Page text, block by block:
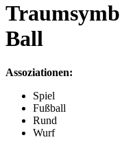
Ball
Assoziationen:
Spiel
Fußball
Rund
Wurf